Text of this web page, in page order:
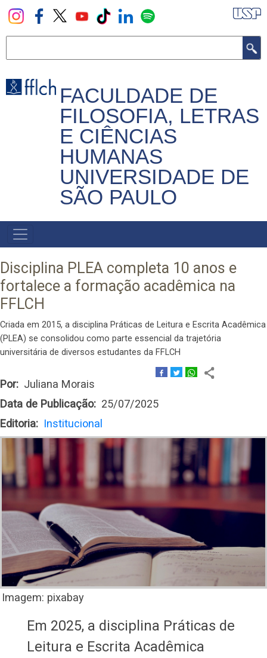
Pular
para
principal
FACULDADE DE
FILOSOFIA, LETRAS
E CIÊNCIAS
HUMANAS
UNIVERSIDADE DE
SÃO PAULO
NAVEGADOR
PRINCIPAL
Disciplina PLEA completa 10 anos e
fortalece a formação acadêmica na
FFLCH
Criada em 2015, a disciplina Práticas de Leitura e Escrita Acadêmica
(PLEA) se consolidou como parte essencial da trajetória
universitária de diversos estudantes da FFLCH
Por
Juliana Morais
Data de Publicação
25/07/2025
Editoria
Institucional
Imagem: pixabay
Em 2025, a disciplina Práticas de
Leitura e Escrita Acadêmica